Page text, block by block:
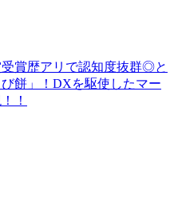
受賞歴アリで認知度抜群◎と
餅」！DXを駆使したマー
！